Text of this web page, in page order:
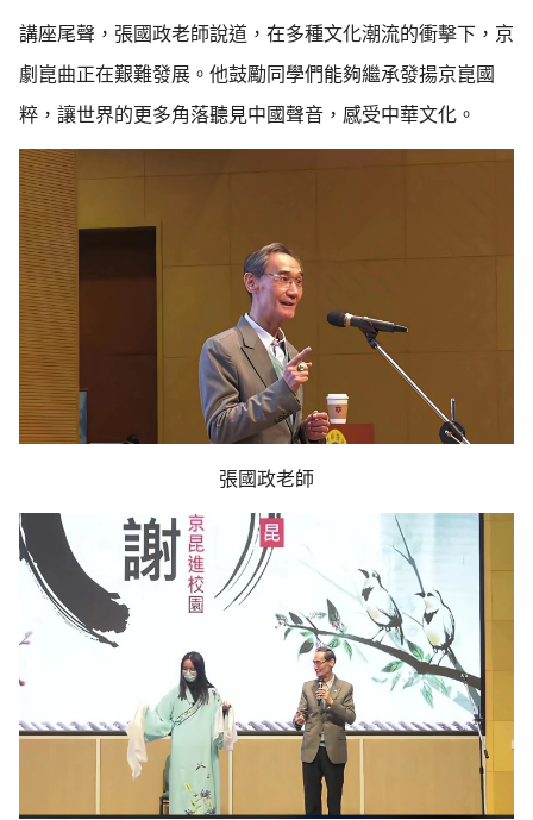
講座尾聲，張國政老師說道，在多種文化潮流的衝擊下，京
劇崑曲正在艱難發展。他鼓勵同學們能夠繼承發揚京崑國
粹，讓世界的更多角落聽見中國聲音，感受中華文化。
張國政老師